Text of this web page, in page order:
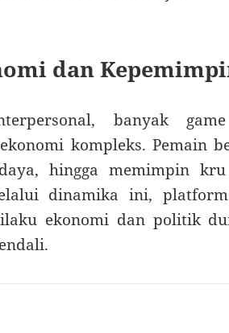
dan
banyak
kompleks. Pemain
hingga memimpin
dinamika ini,
ekonomi dan politik